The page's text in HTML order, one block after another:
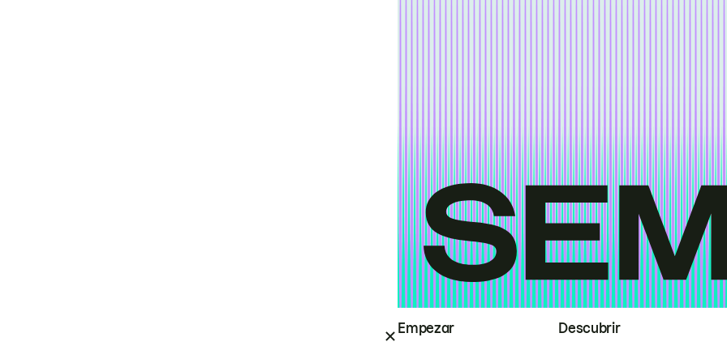
Empezar Descubrir